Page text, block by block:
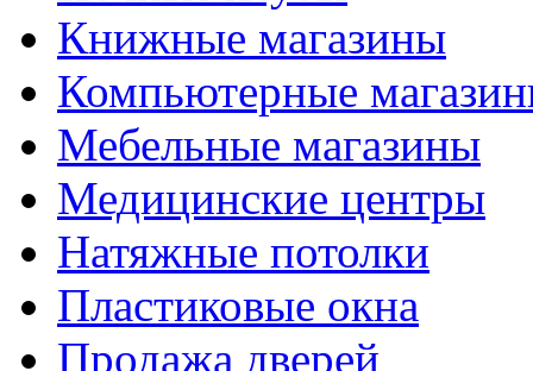
Книжные магазины
Компьютерные
Мебельные магазины
Медицинские центры
Натяжные потолки
Пластиковые окна
Продажа дверей